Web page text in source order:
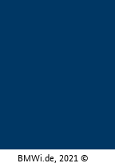
BMWi.de, 2021 ©